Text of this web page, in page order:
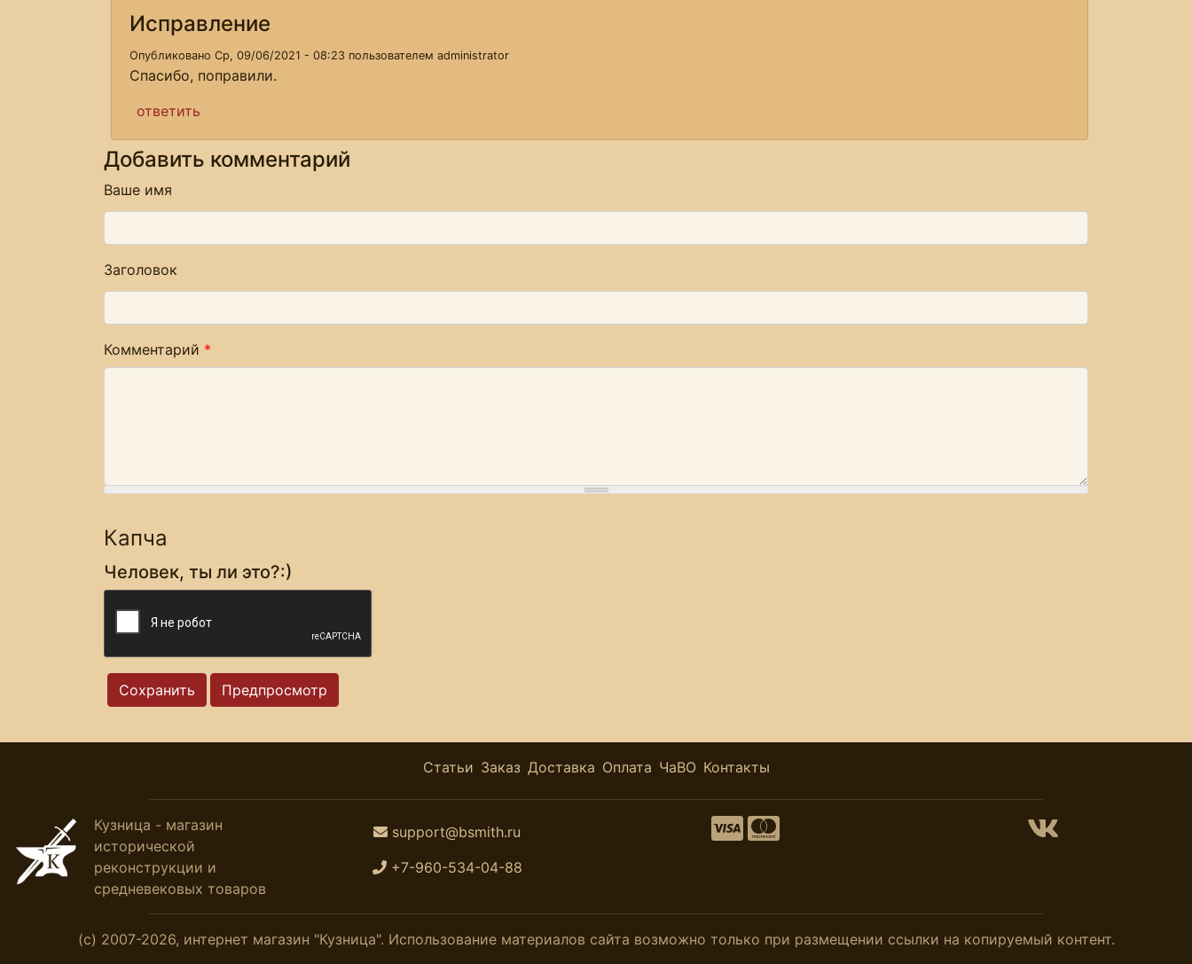
Исправление
Опубликовано Ср, 09/06/2021 - 08:23 пользователем administrator
Спасибо, поправили.
ответить
Добавить комментарий
Ваше имя
Заголовок
Комментарий *
Капча
Человек, ты ли это?:)
Статьи Заказ Доставка Оплата ЧаВО Контакты
Кузница - магазин
исторической
реконструкции и
средневековых товаров
support@bsmith.ru
+7-960-534-04-88
(с) 2007-2026, интернет магазин "Кузница". Использование материалов сайта возможно только при размещении ссылки на копируемый контент.